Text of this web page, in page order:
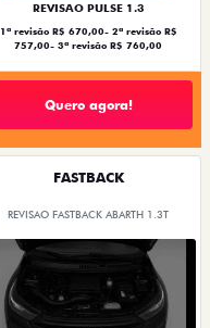
REVISAO PULSE 1.3
1ª revisão R$ 670,00- 2ª revisão R$
757,00- 3ª revisão R$ 760,00
Quero agora!
FASTBACK
REVISAO FASTBACK ABARTH 1.3T